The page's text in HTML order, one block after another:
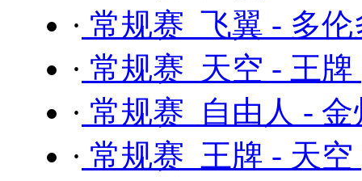
· 常规赛 飞翼 - 多
· 常规赛 天空 - 王牌
· 常规赛 自由人 -
· 常规赛 王牌 - 天空